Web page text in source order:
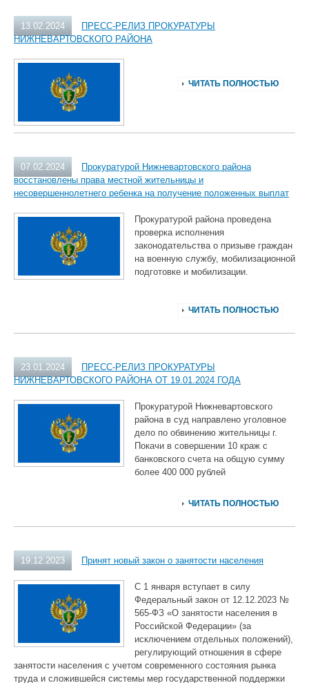
13.02.2024
ПРЕСС-РЕЛИЗ ПРОКУРАТУРЫ
НИЖНЕВАРТОВСКОГО РАЙОНА
ЧИТАТЬ ПОЛНОСТЬЮ
07.02.2024
Прокуратурой Нижневартовского района
восстановлены права местной жительницы и
несовершеннолетнего ребенка на получение положенных выплат
Прокуратурой района проведена
проверка исполнения
законодательства о призыве граждан
на военную службу, мобилизационной
подготовке и мобилизации.
ЧИТАТЬ ПОЛНОСТЬЮ
23.01.2024
ПРЕСС-РЕЛИЗ ПРОКУРАТУРЫ
НИЖНЕВАРТОВСКОГО РАЙОНА ОТ 19.01.2024 ГОДА
Прокуратурой Нижневартовского
района в суд направлено уголовное
дело по обвинению жительницы г.
Покачи в совершении 10 краж с
банковского счета на общую сумму
более 400 000 рублей
ЧИТАТЬ ПОЛНОСТЬЮ
19.12.2023 Принят новый закон о занятости населения
С 1 января вступает в силу
Федеральный закон от 12.12.2023 №
565-ФЗ «О занятости населения в
Российской Федерации» (за
исключением отдельных положений),
регулирующий отношения в сфере
занятости населения с учетом современного состояния рынка
труда и сложившейся системы мер государственной поддержки